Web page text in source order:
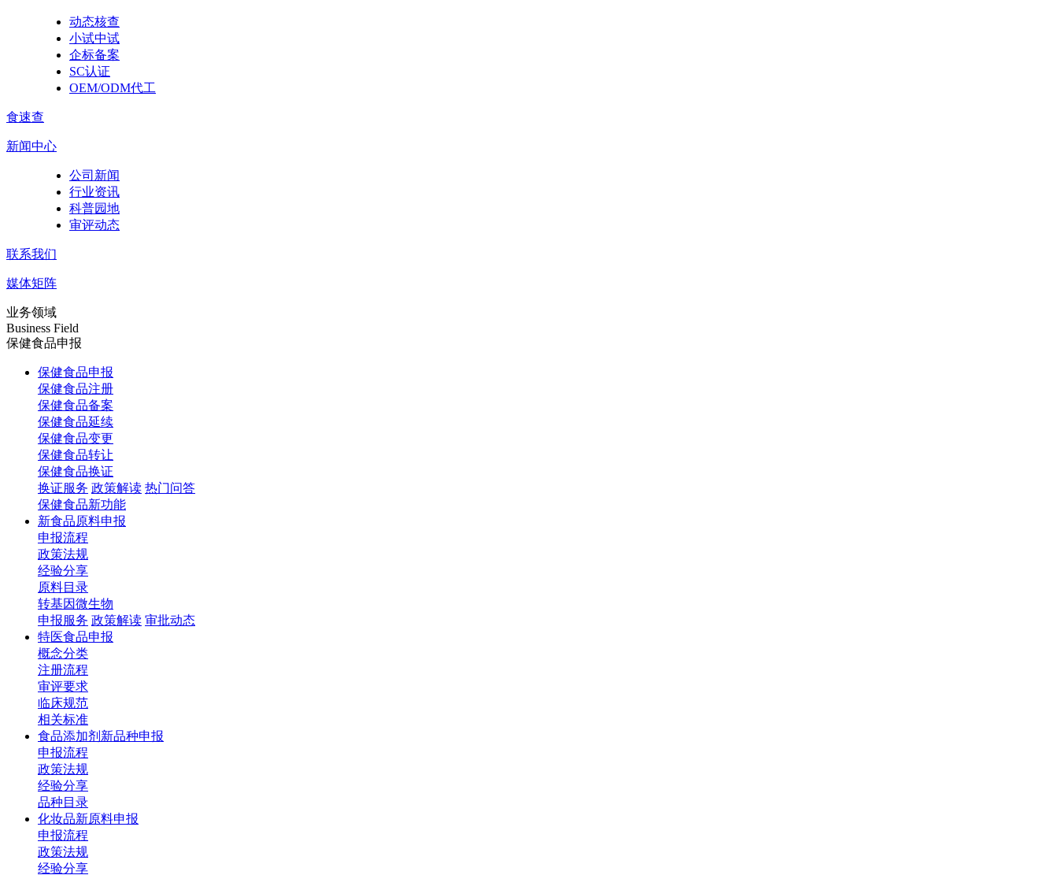
动态核查
小试中试
企标备案
SC认证
OEM/ODM代工
食速查
新闻中心
公司新闻
行业资讯
科普园地
审评动态
联系我们
媒体矩阵
业务领域
Business Field
保健食品申报
保健食品申报
保健食品注册
保健食品备案
保健食品延续
保健食品变更
保健食品转让
保健食品换证
换证服务 政策解读 热门问答
保健食品新功能
新食品原料申报
申报流程
政策法规
经验分享
原料目录
转基因微生物
申报服务 政策解读 审批动态
特医食品申报
概念分类
注册流程
审评要求
临床规范
相关标准
食品添加剂新品种申报
申报流程
政策法规
经验分享
品种目录
化妆品新原料申报
申报流程
政策法规
经验分享